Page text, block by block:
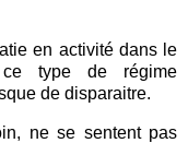
en activité dans le
type de régime
de disparaitre.
ne se sentent pas